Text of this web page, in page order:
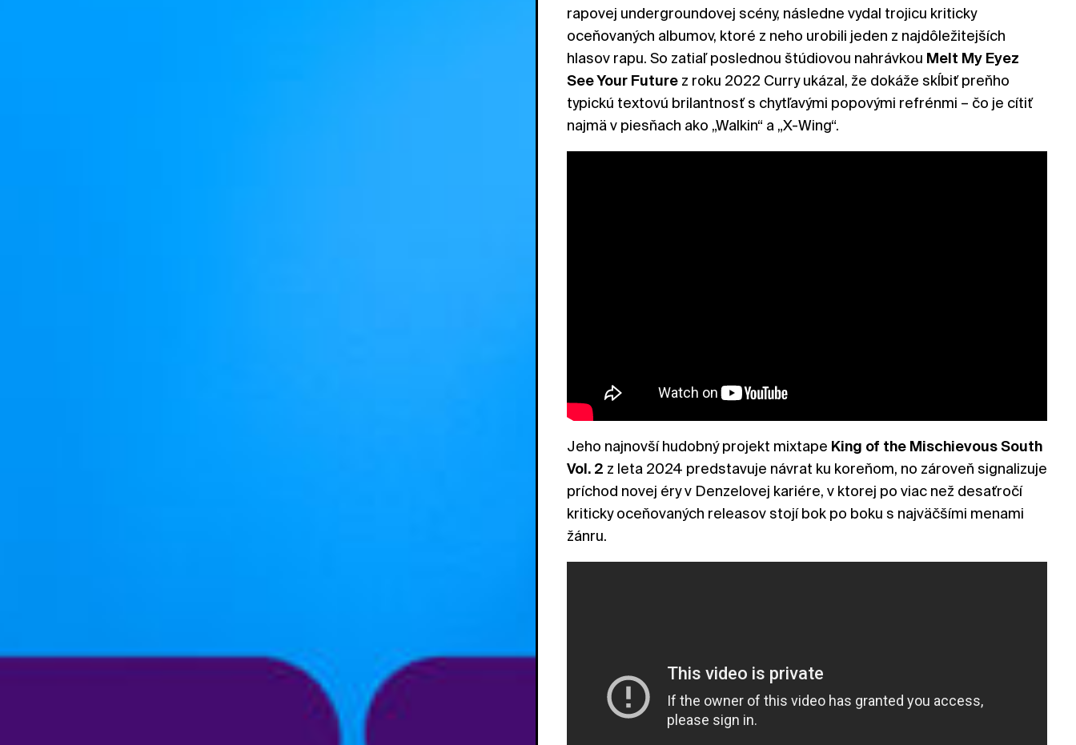
rapovej undergroundovej scény, následne vydal trojicu kriticky
oceňovaných albumov, ktoré z neho urobili jeden z najdôležitejších
hlasov rapu. So zatiaľ poslednou štúdiovou nahrávkou Melt My Eyez
See Your Future z roku 2022 Curry ukázal, že dokáže skĺbiť preňho
typickú textovú brilantnosť s chytľavými popovými refrénmi – čo je cítiť
najmä v piesňach ako „Walkin“ a „X-Wing“.
Jeho najnovší hudobný projekt mixtape King of the Mischievous South
Vol. 2 z leta 2024 predstavuje návrat ku koreňom, no zároveň signalizuje
príchod novej éry v Denzelovej kariére, v ktorej po viac než desaťročí
kriticky oceňovaných releasov stojí bok po boku s najväčšími menami
žánru.